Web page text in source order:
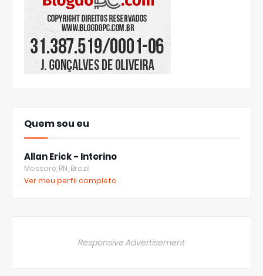
Quem sou eu
Allan Erick - Interino
Mossoró, RN, Brazil
Ver meu perfil completo
Responsive Advertisement